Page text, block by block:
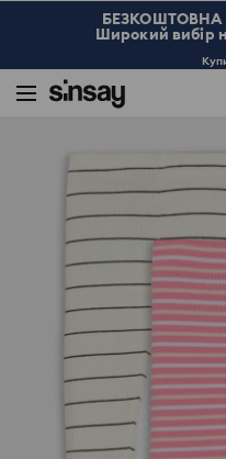
БЕЗКОШТОВНА
Широкий вибір